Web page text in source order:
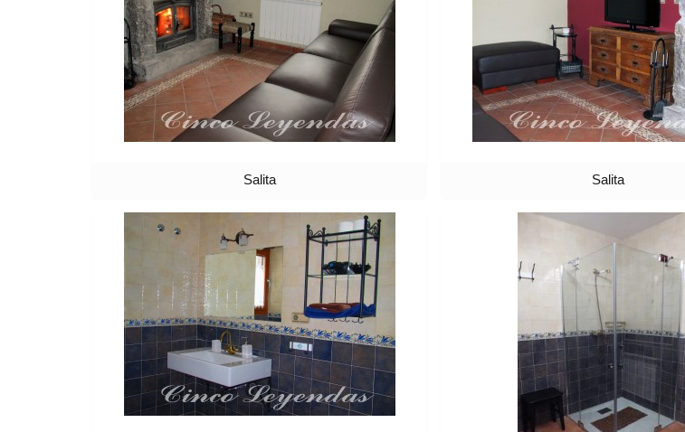
Salita Salita